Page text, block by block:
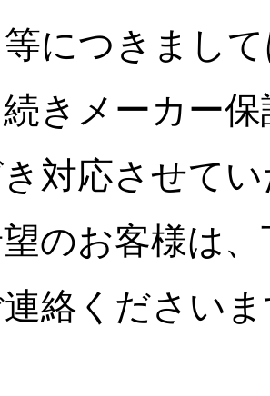
につきまし
きメーカー
対応させて
のお客様は
絡ください